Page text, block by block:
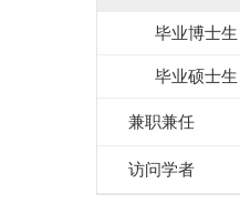
毕业博士生
毕业硕士生
兼职兼任
访问学者